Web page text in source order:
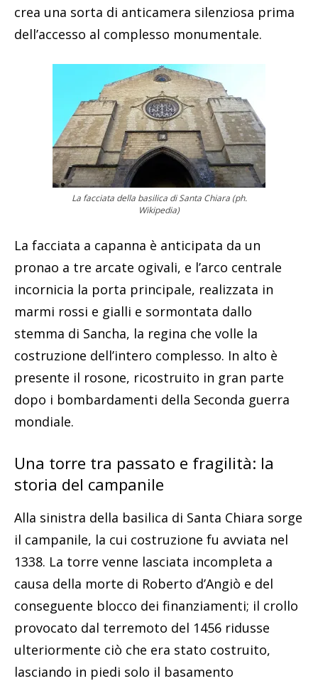
crea una sorta di anticamera silenziosa prima
dell’accesso al complesso monumentale.
La facciata della basilica di Santa Chiara (ph.
Wikipedia)
La facciata a capanna è anticipata da un
pronao a tre arcate ogivali, e l’arco centrale
incornicia la porta principale, realizzata in
marmi rossi e gialli e sormontata dallo
stemma di Sancha, la regina che volle la
costruzione dell’intero complesso. In alto è
presente il rosone, ricostruito in gran parte
dopo i bombardamenti della Seconda guerra
mondiale.
Una torre tra passato e fragilità: la
storia del campanile
Alla sinistra della basilica di Santa Chiara sorge
il campanile, la cui costruzione fu avviata nel
1338. La torre venne lasciata incompleta a
causa della morte di Roberto d’Angiò e del
conseguente blocco dei finanziamenti; il crollo
provocato dal terremoto del 1456 ridusse
ulteriormente ciò che era stato costruito,
lasciando in piedi solo il basamento